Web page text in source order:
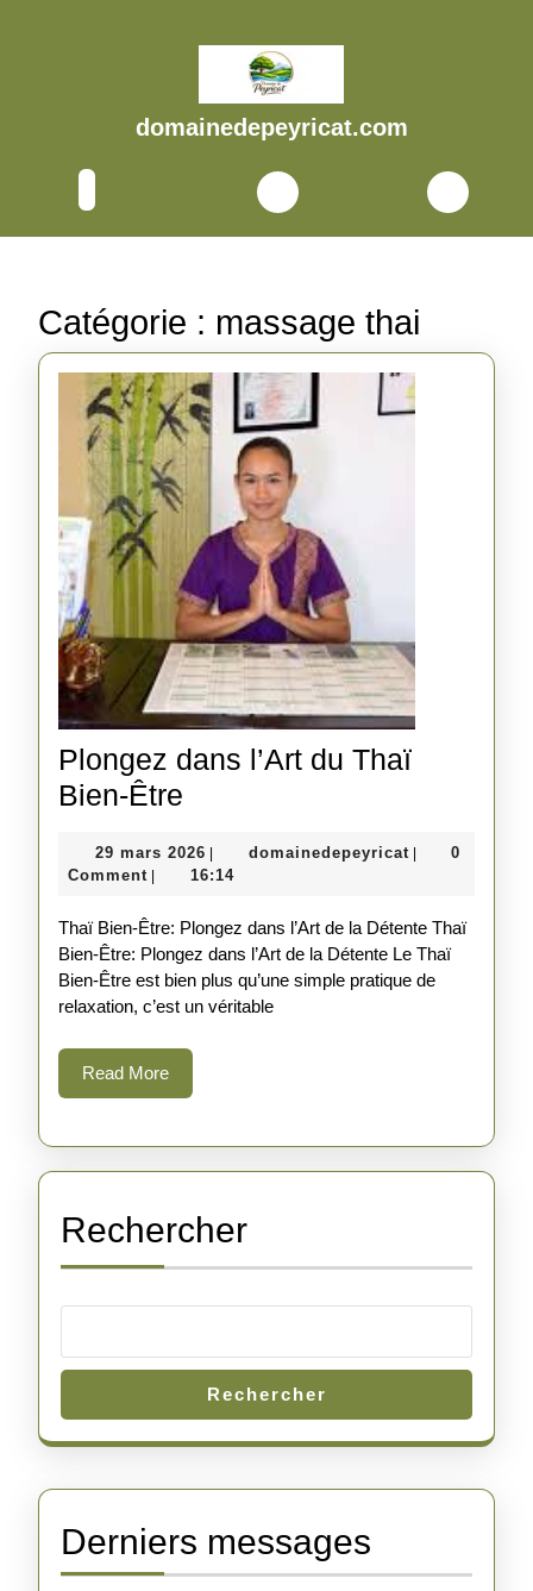
domainedepeyricat.com
Catégorie : massage thai
Plongez dans l’Art du Thaï
Bien-Être
l’Art
Thaï
Bien-
Être
29 mars 2026 29
mars
| domainedepeyricat |
0
Comment | 16:14
Thaï Bien-Être: Plongez dans l’Art de la Détente Thaï
Bien-Être: Plongez dans l’Art de la Détente Le Thaï
Bien-Être est bien plus qu’une simple pratique de
relaxation, c’est un véritable
Read MoreRead
More
Rechercher
Rechercher
Derniers messages